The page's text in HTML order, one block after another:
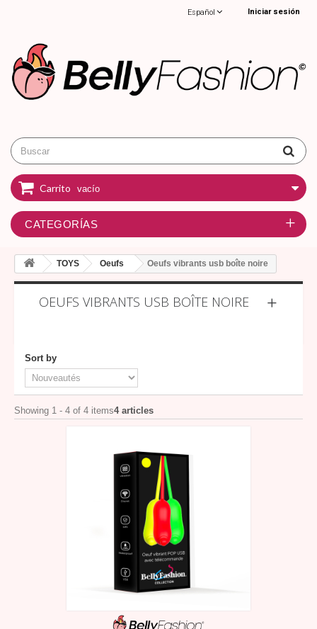
Iniciar sesión
Español
Carrito vacío
CATEGORÍAS
TOYS Oeufs Oeufs vibrants usb boîte noire
OEUFS VIBRANTS USB BOÎTE NOIRE
Sort by
Showing 1 - 4 of 4 items4 articles